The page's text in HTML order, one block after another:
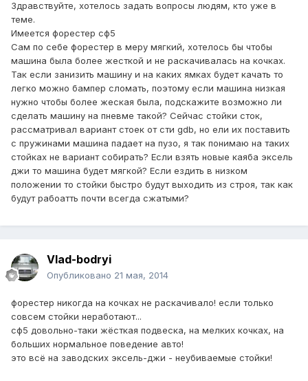
Здравствуйте, хотелось задать вопросы людям, кто уже в
теме.
Имеется форестер сф5
Сам по себе форестер в меру мягкий, хотелось бы чтобы
машина была более жесткой и не раскачивалась на кочках.
Так если занизить машину и на каких ямках будет качать то
легко можно бампер сломать, поэтому если машина низкая
нужно чтобы более жеская была, подскажите возможно ли
сделать машину на пневме такой? Сейчас стойки сток,
рассматривал вариант стоек от сти gdb, но ели их поставить
с пружинами машина падает на пузо, я так понимаю на таких
стойках не вариант собирать? Если взять новые каяба эксель
джи то машина будет мягкой? Если ездить в низком
положении то стойки быстро будут выходить из строя, так как
будут рабоатть почти всегда сжатыми?
Vlad-bodryi
Опубликовано 21 мая, 2014
форестер никогда на кочках не раскачивало! если только
совсем стойки неработают...
сф5 довольно-таки жёсткая подвеска, на мелких кочках, на
больших нормальное поведение авто!
это всё на заводских эксель-джи - неубиваемые стойки!